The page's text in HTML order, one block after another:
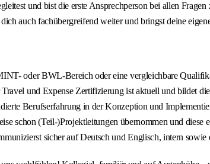
und bist die erste Ansprechperson bei allen
auch fachübergreifend weiter und bringst deine
oder BWL-Bereich oder eine vergleichbare
und Expense Zertifizierung ist aktuell und bildet
Berufserfahrung in der Konzeption und
schon (Teil-)Projektleitungen übernommen und diese
sicher auf Deutsch und Englisch, intern sowie